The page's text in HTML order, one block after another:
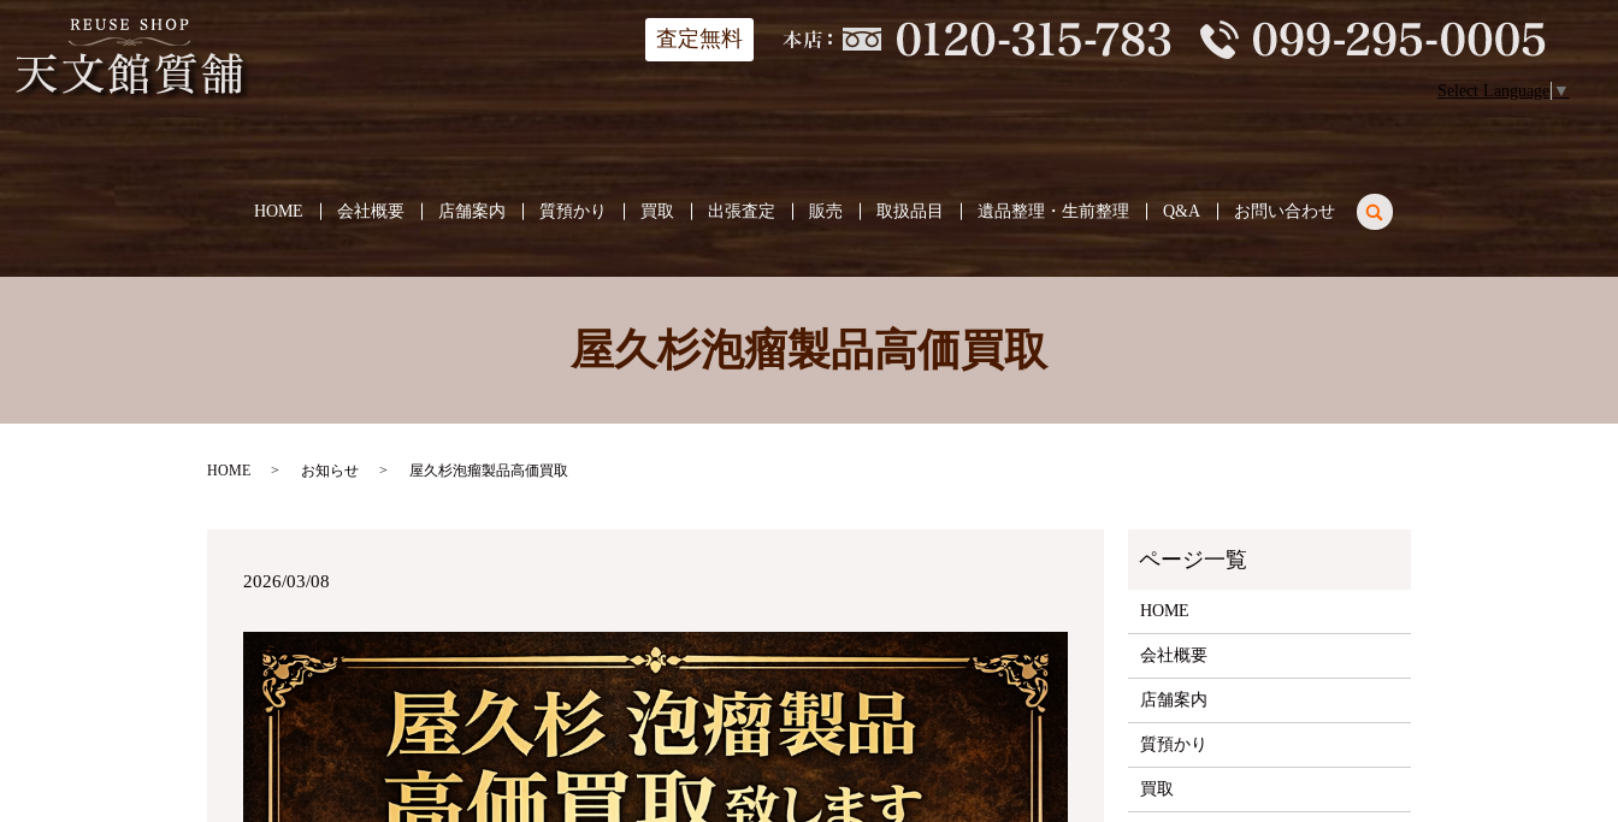
HOME 会社概要 店舗案内 質預かり 買取 出張査定 販売 取扱品目 遺品整理・生前整理 Q&A お問い合わせ search
査定無料
Select Language ▼
屋久杉泡瘤製品高価買取
HOME お知らせ 屋久杉泡瘤製品高価買取
2026/03/08
HOME
会社概要
店舗案内
質預かり
買取